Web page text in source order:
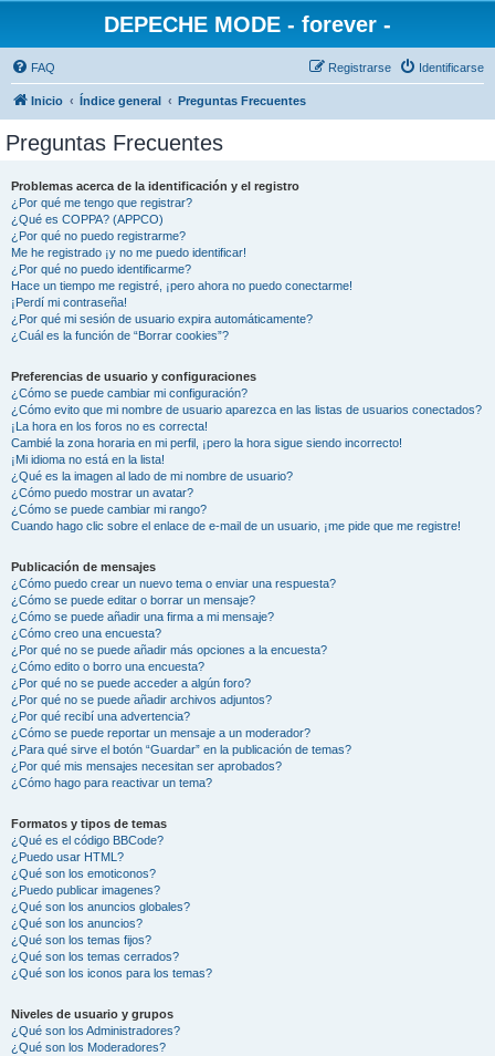
DEPECHE MODE - forever -
FAQ Identificarse
Registrarse
Inicio Índice general Preguntas Frecuentes
Preguntas Frecuentes
Problemas acerca de la identificación y el registro
¿Por qué me tengo que registrar?
¿Qué es COPPA? (APPCO)
¿Por qué no puedo registrarme?
Me he registrado ¡y no me puedo identificar!
¿Por qué no puedo identificarme?
Hace un tiempo me registré, ¡pero ahora no puedo conectarme!
¡Perdí mi contraseña!
¿Por qué mi sesión de usuario expira automáticamente?
¿Cuál es la función de “Borrar cookies”?
Preferencias de usuario y configuraciones
¿Cómo se puede cambiar mi configuración?
¿Cómo evito que mi nombre de usuario aparezca en las listas de usuarios conectados?
¡La hora en los foros no es correcta!
Cambié la zona horaria en mi perfil, ¡pero la hora sigue siendo incorrecto!
¡Mi idioma no está en la lista!
¿Qué es la imagen al lado de mi nombre de usuario?
¿Cómo puedo mostrar un avatar?
¿Cómo se puede cambiar mi rango?
Cuando hago clic sobre el enlace de e-mail de un usuario, ¡me pide que me registre!
Publicación de mensajes
¿Cómo puedo crear un nuevo tema o enviar una respuesta?
¿Cómo se puede editar o borrar un mensaje?
¿Cómo se puede añadir una firma a mi mensaje?
¿Cómo creo una encuesta?
¿Por qué no se puede añadir más opciones a la encuesta?
¿Cómo edito o borro una encuesta?
¿Por qué no se puede acceder a algún foro?
¿Por qué no se puede añadir archivos adjuntos?
¿Por qué recibí una advertencia?
¿Cómo se puede reportar un mensaje a un moderador?
¿Para qué sirve el botón “Guardar” en la publicación de temas?
¿Por qué mis mensajes necesitan ser aprobados?
¿Cómo hago para reactivar un tema?
Formatos y tipos de temas
¿Qué es el código BBCode?
¿Puedo usar HTML?
¿Qué son los emoticonos?
¿Puedo publicar imagenes?
¿Qué son los anuncios globales?
¿Qué son los anuncios?
¿Qué son los temas fijos?
¿Qué son los temas cerrados?
¿Qué son los iconos para los temas?
Niveles de usuario y grupos
¿Qué son los Administradores?
¿Qué son los Moderadores?